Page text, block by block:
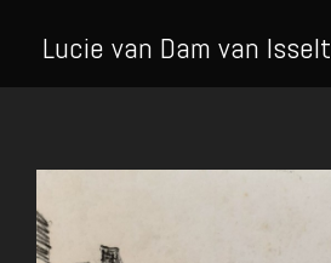
Lucie van Dam van Isselt